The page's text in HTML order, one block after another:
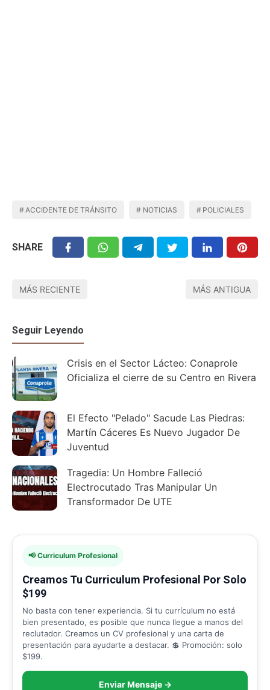
ACCIDENTE DE TRÁNSITO NOTICIAS POLICIALES
SHARE
MÁS RECIENTE MÁS ANTIGUA
Seguir Leyendo
Crisis en el Sector Lácteo: Conaprole
Oficializa el cierre de su Centro en Rivera
El Efecto "Pelado" Sacude Las Piedras:
Martín Cáceres Es Nuevo Jugador De
Juventud
Tragedia: Un Hombre Falleció
Electrocutado Tras Manipular Un
Transformador De UTE
📢 Curriculum Profesional
Creamos Tu Curriculum Profesional Por Solo
$199
No basta con tener experiencia. Si tu currículum no está
bien presentado, es posible que nunca llegue a manos del
reclutador. Creamos un CV profesional y una carta de
presentación para ayudarte a destacar. 💲 Promoción: solo
$199.
Enviar Mensaje →